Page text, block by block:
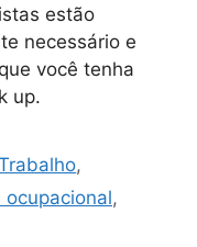
estão
necessário e
você tenha
up.
,
ocupacional,